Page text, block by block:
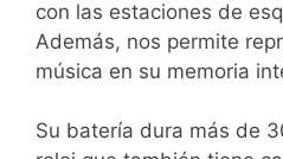
con las estaciones de
Además, nos permite
música en su memoria
Su batería dura más de